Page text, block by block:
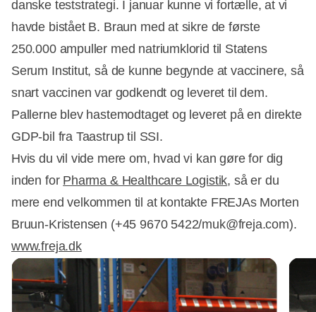
danske teststrategi. I januar kunne vi fortælle, at vi
havde bistået B. Braun med at sikre de første
250.000 ampuller med natriumklorid til Statens
Serum Institut, så de kunne begynde at vaccinere, så
snart vaccinen var godkendt og leveret til dem.
Pallerne blev hastemodtaget og leveret på en direkte
GDP-bil fra Taastrup til SSI.
Hvis du vil vide mere om, hvad vi kan gøre for dig
inden for Pharma & Healthcare Logistik, så er du
mere end velkommen til at kontakte FREJAs Morten
Bruun-Kristensen (+45 9670 5422/muk@freja.com).
www.freja.dk